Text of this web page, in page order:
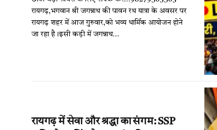
रायगढ़,भगवान श्री जगन्नाथ की पावन रथ यात्रा के अवसर पर
रायगढ़ शहर में आज गुरुवार,को भव्य धार्मिक आयोजन होने
जा रहा है।इसी कड़ी में जगन्नाथ…
रायगढ़ में सेवा और श्रद्धा का संगम: SSP